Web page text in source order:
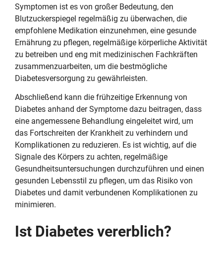
Symptomen ist es von großer Bedeutung, den
Blutzuckerspiegel regelmäßig zu überwachen, die
empfohlene Medikation einzunehmen, eine gesunde
Ernährung zu pflegen, regelmäßige körperliche Aktivität
zu betreiben und eng mit medizinischen Fachkräften
zusammenzuarbeiten, um die bestmögliche
Diabetesversorgung zu gewährleisten.
Abschließend kann die frühzeitige Erkennung von
Diabetes anhand der Symptome dazu beitragen, dass
eine angemessene Behandlung eingeleitet wird, um
das Fortschreiten der Krankheit zu verhindern und
Komplikationen zu reduzieren. Es ist wichtig, auf die
Signale des Körpers zu achten, regelmäßige
Gesundheitsuntersuchungen durchzuführen und einen
gesunden Lebensstil zu pflegen, um das Risiko von
Diabetes und damit verbundenen Komplikationen zu
minimieren.
Ist Diabetes vererblich?